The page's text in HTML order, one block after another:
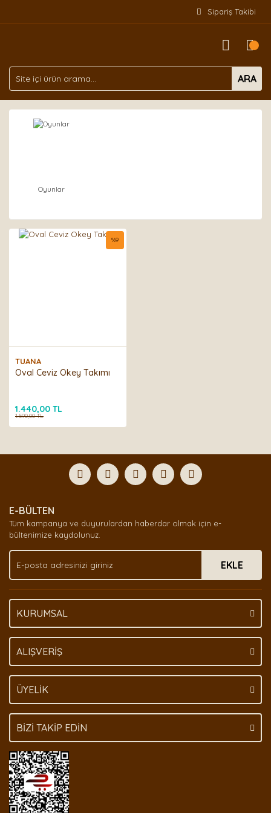
Sipariş Takibi
ARA
Oyunlar
TUANA
Oval Ceviz Okey Takımı
%9
1.440,00 TL
1.590,00 TL
E-BÜLTEN
Tüm kampanya ve duyurulardan haberdar olmak için e-
bültenimize kaydolunuz.
EKLE
KURUMSAL
ALIŞVERİŞ
ÜYELİK
BİZİ TAKİP EDİN